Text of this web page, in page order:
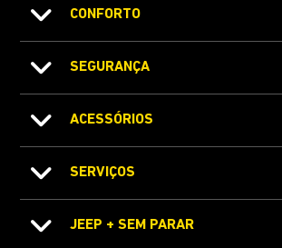
CONFORTO
SEGURANÇA
ACESSÓRIOS
SERVIÇOS
JEEP + SEM PARAR